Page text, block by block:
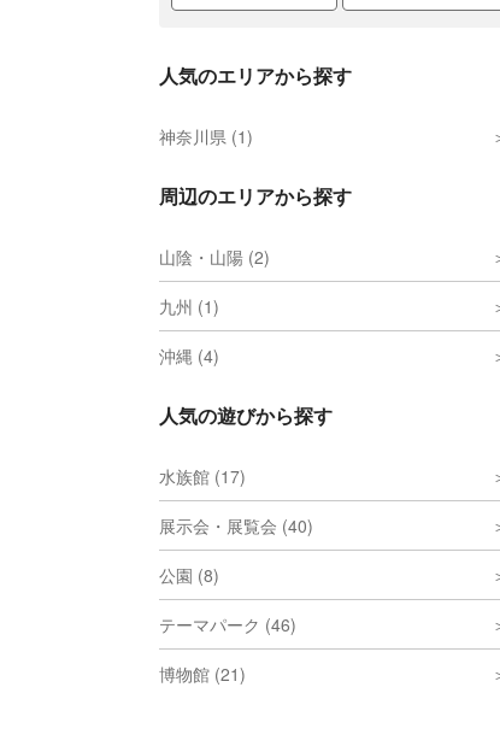
人気のエリアから探す
神奈川県 (1)
周辺のエリアから探す
山陰・山陽 (2)
九州 (1)
沖縄 (4)
人気の遊びから探す
水族館 (17)
展示会・展覧会 (40)
公園 (8)
テーマパーク (46)
博物館 (21)